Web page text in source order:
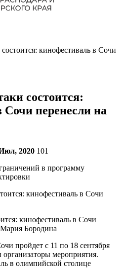
кинофестиваль в Сочи
состоится:
перенесли на
2020 101
в программу
кинофестиваль в Сочи
Бородина
пройдет с 11 по 18 сентября
мероприятия.
в олимпийской столице